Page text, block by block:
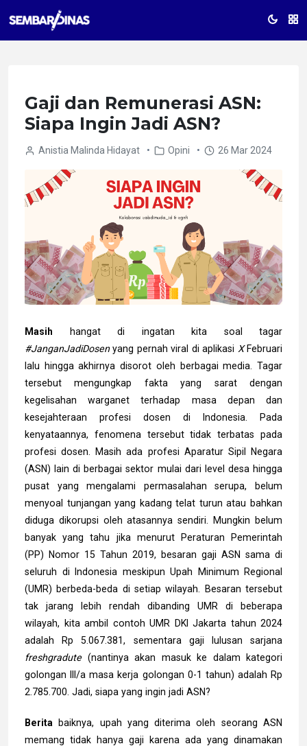
Gaji dan Remunerasi ASN:
Siapa Ingin Jadi ASN?
Anistia Malinda Hidayat • Opini • 26 Mar 2024
Masih hangat di ingatan kita soal tagar
#JanganJadiDosen yang pernah viral di aplikasi X Februari
lalu hingga akhirnya disorot oleh berbagai media. Tagar
tersebut mengungkap fakta yang sarat dengan
kegelisahan warganet terhadap masa depan dan
kesejahteraan profesi dosen di Indonesia. Pada
kenyataannya, fenomena tersebut tidak terbatas pada
profesi dosen. Masih ada profesi Aparatur Sipil Negara
(ASN) lain di berbagai sektor mulai dari level desa hingga
pusat yang mengalami permasalahan serupa, belum
menyoal tunjangan yang kadang telat turun atau bahkan
diduga dikorupsi oleh atasannya sendiri. Mungkin belum
banyak yang tahu jika menurut Peraturan Pemerintah
(PP) Nomor 15 Tahun 2019, besaran gaji ASN sama di
seluruh di Indonesia meskipun Upah Minimum Regional
(UMR) berbeda-beda di setiap wilayah. Besaran tersebut
tak jarang lebih rendah dibanding UMR di beberapa
wilayah, kita ambil contoh UMR DKI Jakarta tahun 2024
adalah Rp 5.067.381, sementara gaji lulusan sarjana
freshgradute (nantinya akan masuk ke dalam kategori
golongan III/a masa kerja golongan 0-1 tahun) adalah Rp
2.785.700. Jadi, siapa yang ingin jadi ASN?
Berita baiknya, upah yang diterima oleh seorang ASN
memang tidak hanya gaji karena ada yang dinamakan